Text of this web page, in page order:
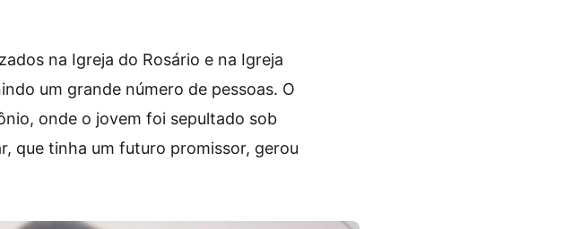
na Igreja do Rosário e na Igreja
um grande número de pessoas. O
onde o jovem foi sepultado sob
que tinha um futuro promissor, gerou